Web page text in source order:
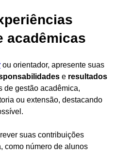
acadêmicas
ou orientador, apresente suas
e resultados
de gestão acadêmica,
ou extensão, destacando
suas contribuições
como número de alunos